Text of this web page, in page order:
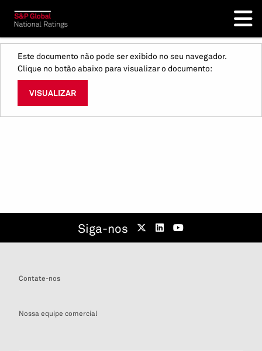
Este documento não pode ser exibido no seu navegador.
Clique no botão abaixo para visualizar o documento:
VISUALIZAR
Siga-nos
Contate-nos
Nossa equipe comercial